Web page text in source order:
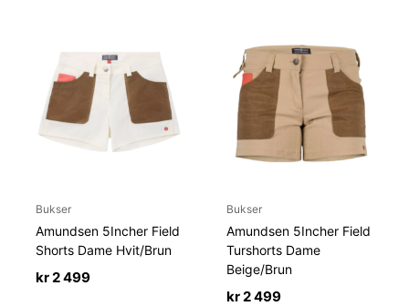
Bukser
Amundsen 5Incher Field
Shorts Dame Hvit/Brun
kr2 499
Bukser
Amundsen 5Incher Field
Turshorts Dame
Beige/Brun
kr2 499